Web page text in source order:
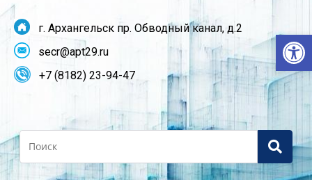
г. Архангельск пр. Обводный канал, д.2
secr@apt29.ru
+7 (8182) 23-94-47
Search